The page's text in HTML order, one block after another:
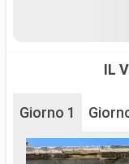
IL
Giorno 1